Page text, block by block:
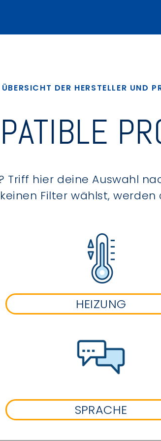
ÜBERSICHT DER HERSTELLER UND
Triff hier deine Auswahl
Filter wählst,
HEIZUNG
SPRACHE